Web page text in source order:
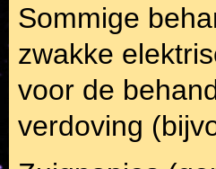
Sommige
zwakke
voor de
verdoving